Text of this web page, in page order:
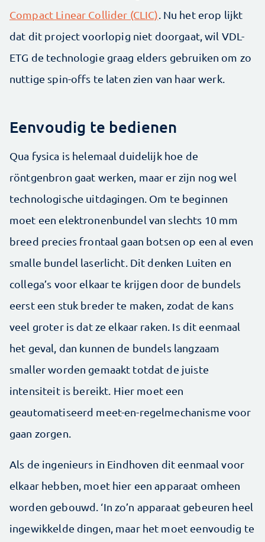
Compact Linear Collider (CLIC) . Nu het erop lijkt
dat dit project voorlopig niet doorgaat, wil VDL-
ETG de technologie graag elders gebruiken om zo
nuttige spin-offs te laten zien van haar werk.
Eenvoudig te bedienen
Qua fysica is helemaal duidelijk hoe de
röntgenbron gaat werken, maar er zijn nog wel
technologische uitdagingen. Om te beginnen
moet een elektronenbundel van slechts 10 mm
breed precies frontaal gaan botsen op een al even
smalle bundel laserlicht. Dit denken Luiten en
collega’s voor elkaar te krijgen door de bundels
eerst een stuk breder te maken, zodat de kans
veel groter is dat ze elkaar raken. Is dit eenmaal
het geval, dan kunnen de bundels langzaam
smaller worden gemaakt totdat de juiste
intensiteit is bereikt. Hier moet een
geautomatiseerd meet-en-regelmechanisme voor
gaan zorgen.
Als de ingenieurs in Eindhoven dit eenmaal voor
elkaar hebben, moet hier een apparaat omheen
worden gebouwd. ‘In zo’n apparaat gebeuren heel
ingewikkelde dingen, maar het moet eenvoudig te